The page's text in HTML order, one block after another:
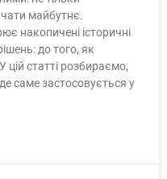
майбутнє.
накопичені історичні
до того, як
цій статті розбираємо,
саме застосовується у